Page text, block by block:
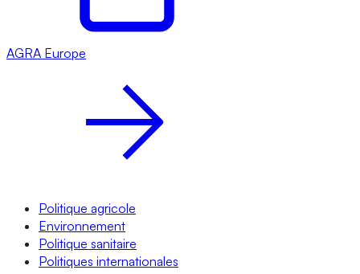
AGRA Europe
Politique agricole
Environnement
Politique sanitaire
Politiques internationales